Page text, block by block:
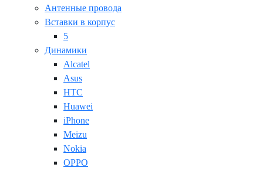
Антенные провода
Вставки в корпус
5
Динамики
Alcatel
Asus
HTC
Huawei
iPhone
Meizu
Nokia
OPPO